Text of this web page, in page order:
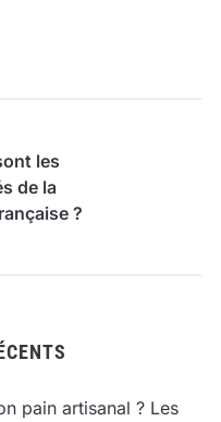
les
de la
?
pain artisanal ? Les